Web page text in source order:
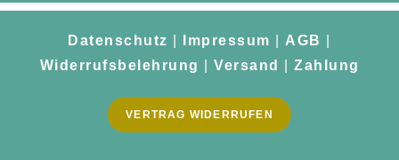
Datenschutz Impressum AGB
Widerrufsbelehrung
Versand Zahlung
VERTRAG WIDERRUFEN